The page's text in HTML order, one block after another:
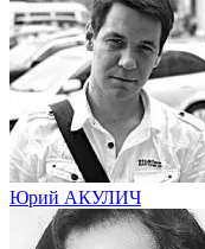
Юрий АКУЛИЧ